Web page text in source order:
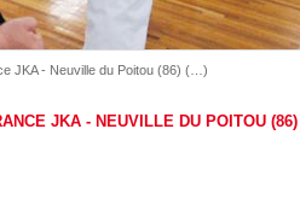
JKA - Neuville du Poitou (86) (…)
JKA - NEUVILLE DU POITOU (86)